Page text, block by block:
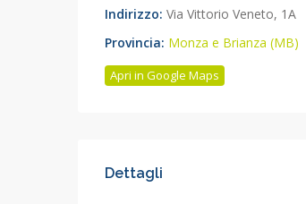
Indirizzo: Via Vittorio Veneto, 1A
Provincia: Monza e Brianza (MB)
Apri in Google Maps
Dettagli